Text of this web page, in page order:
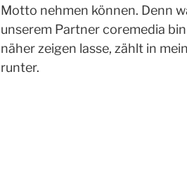
Motto nehmen können. Denn
unserem Partner coremedia
näher zeigen lasse, zählt in
runter.